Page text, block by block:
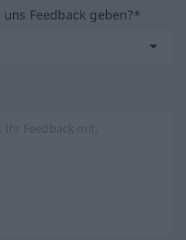
Feedback geben?*